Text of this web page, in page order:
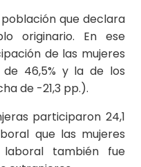
que declara
originario. En ese
de las mujeres
46,5% y la de los
de -21,3 pp.).
participaron 24,1
que las mujeres
laboral también fue